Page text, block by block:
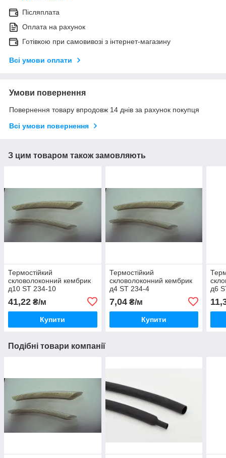
Післяплата
Оплата на рахунок
Готівкою при самовивозі з інтернет-магазину
Всі умови оплати
Умови повернення
Повернення товару впродовж 14 днів за рахунок покупця
Всі умови повернення
З цим товаром також замовляють
Термостійкий
скловолоконний кембрик
д10 ST 234-10
41,22 ₴/м
Купити
Термостійкий
скловолоконний кембрик
д4 ST 234-4
7,04₴/м
Купити
д6
Подібні товари компанії